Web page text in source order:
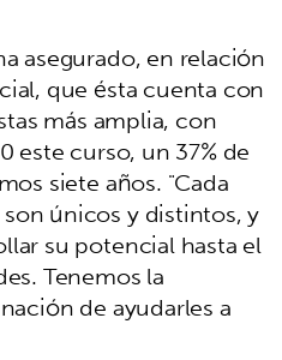
asegurado, en relación
que ésta cuenta con
más amplia, con
este curso, un 37% de
siete años. "Cada
únicos y distintos, y
su potencial hasta el
Tenemos la
de ayudarles a